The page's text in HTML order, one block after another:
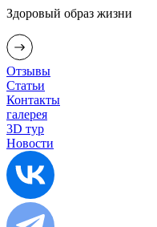
Здоровый образ жизни
Отзывы
Статьи
Контакты
галерея
3D тур
Новости